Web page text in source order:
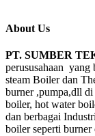
About Us
PT. SUMBER
perususahaan yang
steam Boiler dan
burner ,pumpa,dll
boiler, hot water
dan berbagai
boiler seperti